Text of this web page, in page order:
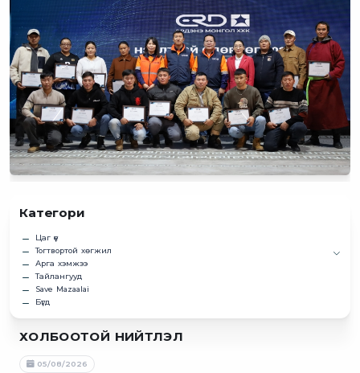
Категори
Цаг үе
Тогтвортой хөгжил
Арга хэмжээ
Тайлангууд
Save Mazaalai
Бүгд
ХОЛБООТОЙ НИЙТЛЭЛ
05/08/2026